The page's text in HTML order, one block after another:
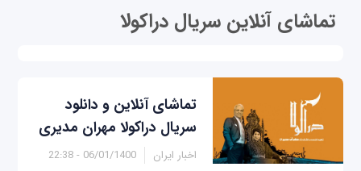
تماشای آنلاین سریال دراکولا
تماشای آنلاین و دانلود
سریال دراکولا مهران مدیری
اخبار ایران 06/01/1400 - 22:38